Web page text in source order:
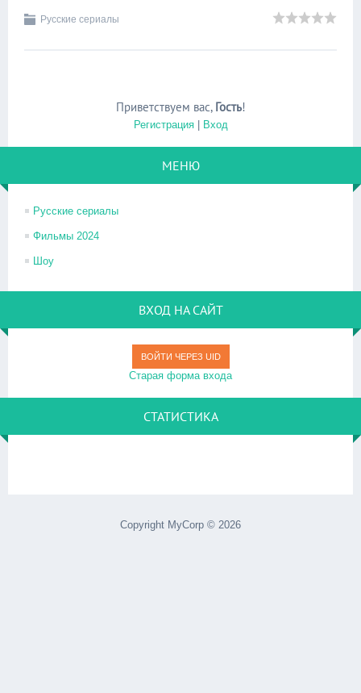
Русские сериалы
Приветствуем вас, Гость!
Регистрация| Вход
МЕНЮ
Русские сериалы
Фильмы 2024
Шоу
ВХОД НА САЙТ
ВОЙТИ ЧЕРЕЗ UID
Старая форма входа
СТАТИСТИКА
Copyright MyCorp © 2026